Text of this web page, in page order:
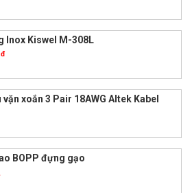
Inox Kiswel M-308L
đ
vặn xoắn 3 Pair 18AWG Altek Kabel
BOPP đựng gạo